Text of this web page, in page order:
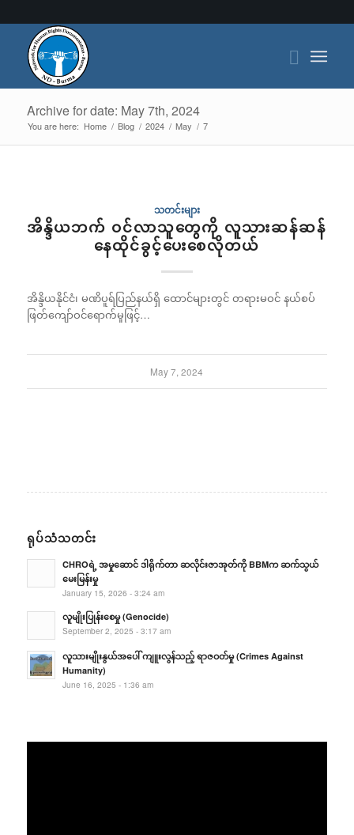
Archive for date: May 7th, 2024
You are here: Home / Blog / 2024 / May / 7
သတင်းများ
အိန္ဒိယဘက် ဝင်လာသူတွေကို လူသားဆန်ဆန်
နေထိုင်ခွင့်ပေးစေလိုတယ်
အိန္ဒိယနိုင်ငံ၊ မဏိပူရ်ပြည်နယ်ရှိ ထောင်များတွင် တရားမဝင် နယ်စပ်
ဖြတ်ကျော်ဝင်ရောက်မှုဖြင့်…
May 7, 2024
ရုပ်သံသတင်း
CHROရဲ့ အမှုဆောင် ဒါရိုက်တာ ဆလိုင်းဇာအုတ်ကို BBMက ဆက်သွယ်
မေးမြန်းမှု
January 15, 2026 - 3:24 am
လူမျိုးပြုန်းစေမှု (Genocide)
September 2, 2025 - 3:17 am
လူသားမျိုးနွယ်အပေါ် ကျူးလွန်သည့် ရာဇဝတ်မှု (Crimes Against
Humanity)
June 16, 2025 - 1:36 am